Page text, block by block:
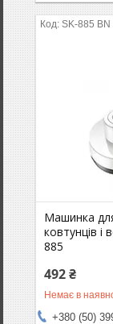
SK-885 BN
Машинка
ковтунців і
885
492 ₴
Немає в
+380 (50)